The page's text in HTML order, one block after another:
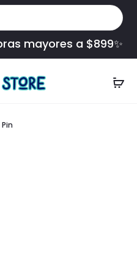
mayores a $899✨